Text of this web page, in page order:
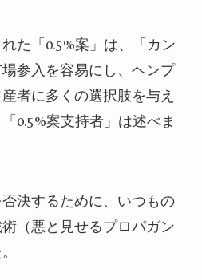
た「 0.5%案」は、「カン
参入を容易にし、ヘンプ
者に多くの選択肢を与え
0.5%案支持者」は述べま
決するために、いつもの
（悪と見せるプロパガン